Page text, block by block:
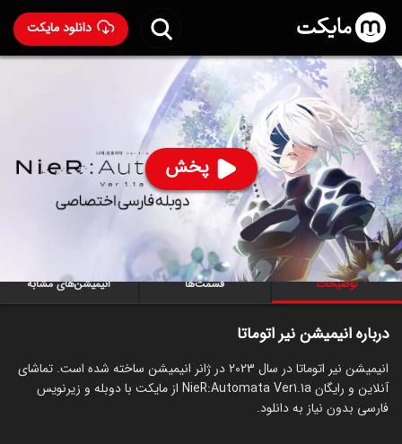
دانلود مایکت
پخش
انیمیشن نیر اتوماتا با دوبله فارسی
Ver1.1a 2023
۱,۷۱۶ 87% ۷.۳
ساخت ژاپن سال 2023
رده سنی ۱۸+
سریال
انیمیشن اکشن درام
توضیحات قسمت‌ها انیمیشن‌های مشابه
درباره انیمیشن نیر اتوماتا
انیمیشن نیر اتوماتا در سال 2023 در ژانر انیمیشن ساخته شده است. تماشای
آنلاین و رایگان NieR:Automata Ver1.1a از مایکت با دوبله و زیرنویس
فارسی بدون نیاز به دانلود.